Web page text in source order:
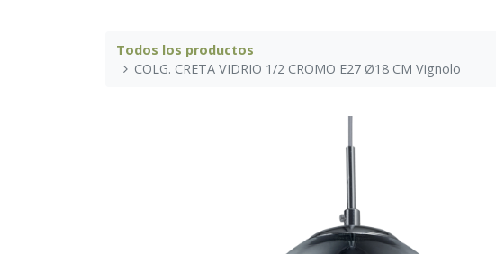
Todos los productos
COLG. CRETA VIDRIO 1/2 CROMO E27 Ø18 CM Vignolo